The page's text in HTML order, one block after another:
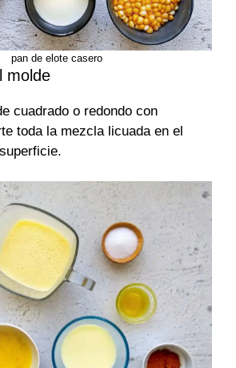
pan de elote casero
molde
cuadrado o redondo con
toda la mezcla licuada en el